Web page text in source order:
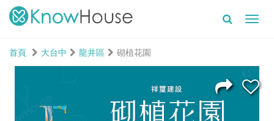
首頁
大台中 龍井區 砌植花園